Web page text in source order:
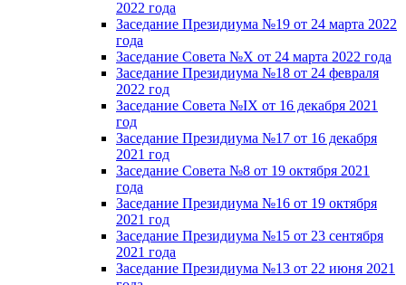
2022 года
Заседание Президиума №19 от 24 марта 2022
года
Заседание Совета №X от 24 марта 2022 года
Заседание Президиума №18 от 24 февраля
2022 год
Заседание Совета №IX от 16 декабря 2021
год
Заседание Президиума №17 от 16 декабря
2021 год
Заседание Совета №8 от 19 октября 2021
года
Заседание Президиума №16 от 19 октября
2021 год
Заседание Президиума №15 от 23 сентября
2021 года
Заседание Президиума №13 от 22 июня 2021